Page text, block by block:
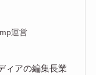
運営
ィアの編集長業